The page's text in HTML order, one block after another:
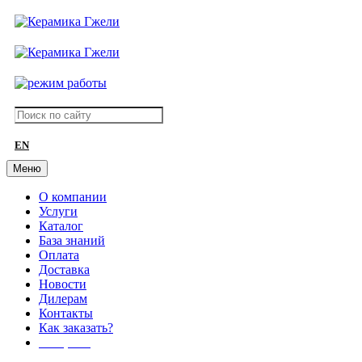
EN
Меню
О компании
Услуги
Каталог
База знаний
Оплата
Доставка
Новости
Дилерам
Контакты
Как заказать?